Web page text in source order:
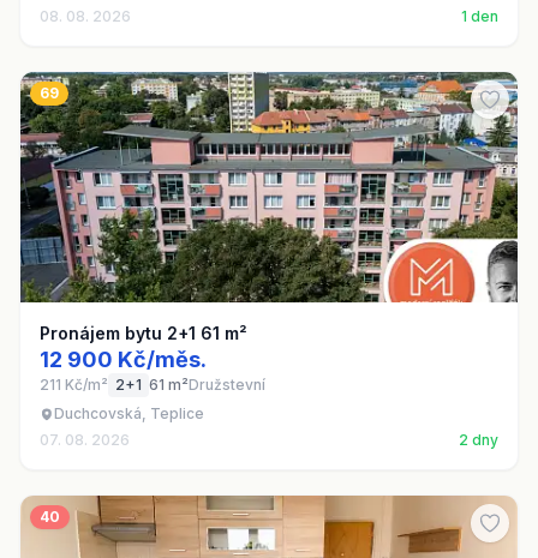
08. 08. 2026
1 den
69
Pronájem bytu 2+1 61 m²
12 900 Kč/měs.
211 Kč/m² 2+1 61 m²Družstevní
Duchcovská, Teplice
07. 08. 2026
2 dny
40